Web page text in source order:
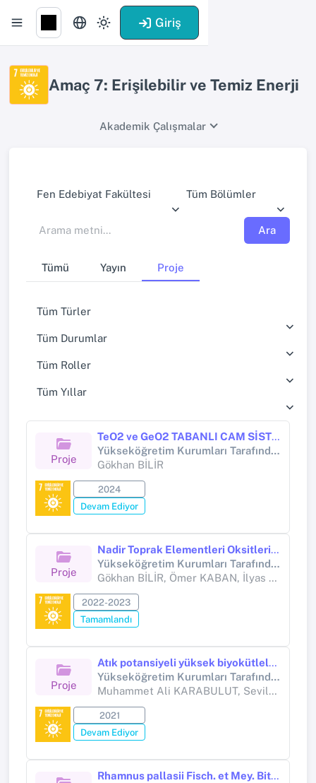
Giriş
Amaç 7: Erişilebilir ve Temiz Enerji
Akademik Çalışmalar
Fen Edebiyat Fakültesi Tüm Bölümler
Ara
Tümü Yayın Proje
Tüm Türler
Tüm Durumlar
Tüm Roller
Tüm Yıllar
Proje
TeO2 ve GeO2 TABANLI CAM SİSTEMLERİNİN DOĞRUSAL OLMAYAN OPTİK ÖZELLİKLERİNİN PLASMONİK YAPILARLA GÜÇLENDİRİLMESİ
Yükseköğretim Kurumları Tarafından Destekli Bilimsel Araştırma Projesi
Gökhan BİLİR
2024
Devam Ediyor
Proje
Nadir Toprak Elementleri Oksitlerinin (Re2O3) Tellürit Tabanlı Cam Sistemlerinin Radyasyon Zırhlama Özellikleri Üzerine Etkileri
Yükseköğretim Kurumları Tarafından Destekli Bilimsel Araştırma Projesi
Gökhan BİLİR, Ömer KABAN, İlyas ÇAĞLAR
2022-2023
Tamamlandı
Proje
Atık potansiyeli yüksek biyokütlelerden biyokömür eldesi ve üst ısıtma eşitliklerinin oluşturulması
Yükseköğretim Kurumları Tarafından Destekli Bilimsel Araştırma Projesi
Muhammet Ali KARABULUT, Sevilay DEMİRCİ, Fikret AKDENİZ, Vedat ADIGÜZEL, Erman ÖZTÜRK
2021
Devam Ediyor
Rhamnus pallasii Fisch. et Mey. Bitkisinin Basınçlı Sıcak Çözücü Ekstraksiyonunun Optimizasyonu, Biyoaktif Bileşik Profilinin ve Bazı Biyokütle Özelliklerinin İncelenmesi